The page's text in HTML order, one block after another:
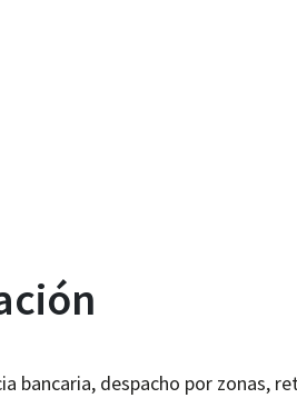
bancaria, despacho por zonas,